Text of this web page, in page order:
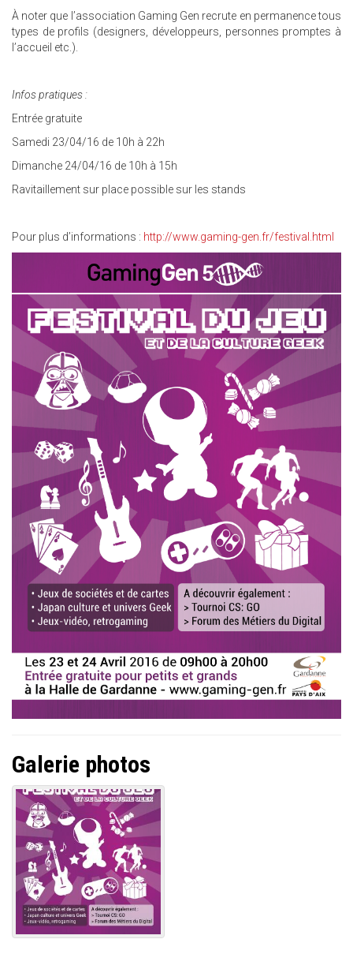
À noter que l’association Gaming Gen recrute en permanence tous
types de profils (designers, développeurs, personnes promptes à
l’accueil etc.).
Infos pratiques :
Entrée gratuite
Samedi 23/04/16 de 10h à 22h
Dimanche 24/04/16 de 10h à 15h
Ravitaillement sur place possible sur les stands
Pour plus d’informations : http://www.gaming-gen.fr/festival.html
Galerie photos